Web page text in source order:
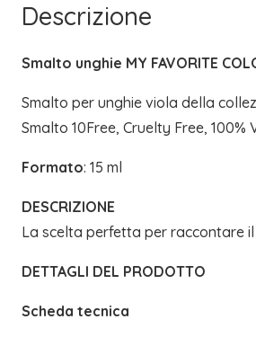
Descrizione
Smalto unghie MY FAVORITE
Smalto per unghie viola della
Smalto 10Free, Cruelty Free, 100%
Formato: 15 ml
DESCRIZIONE
La scelta perfetta per raccontare
DETTAGLI DEL PRODOTTO
Scheda tecnica